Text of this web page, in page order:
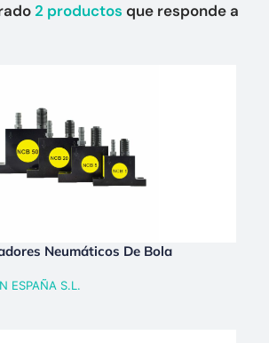
2productos que responde a
Neumáticos De Bola
ESPAÑA S.L.